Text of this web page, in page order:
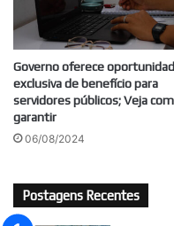
Governo oferece
exclusiva de benefício para
servidores públicos; Veja
garantir
06/08/2024
Postagens Recentes